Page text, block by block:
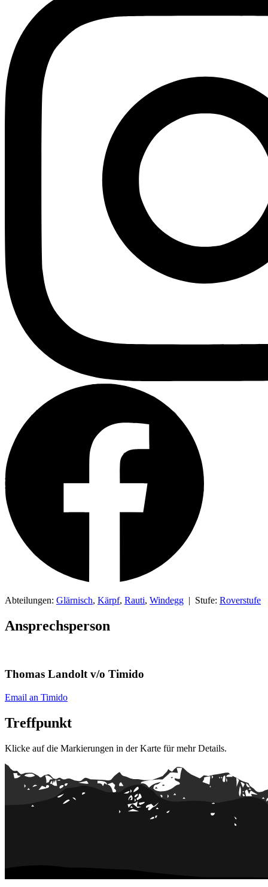
Abteilungen: Glärnisch, Kärpf, Rauti, Windegg | Stufe: Roverstufe
Ansprechsperson
Thomas Landolt v/o Timido
Email an Timido
Treffpunkt
Klicke auf die Markierungen in der Karte für mehr Details.